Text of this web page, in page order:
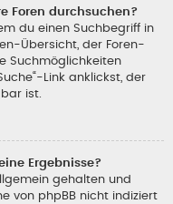
Foren durchsuchen?
du einen Suchbegriff in
Übersicht, der Foren-
Suchmöglichkeiten
Link anklickst, der
ist.
Ergebnisse?
gehalten und
von phpBB nicht indiziert